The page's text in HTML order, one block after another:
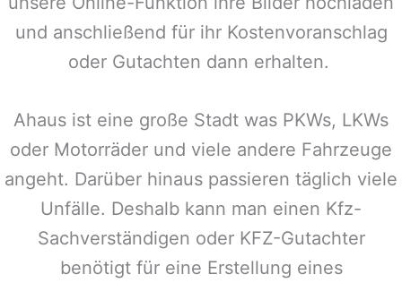
und anschließend für ihr Kostenvoranschlag
oder Gutachten dann erhalten.
Ahaus ist eine große Stadt was PKWs, LKWs
oder Motorräder und viele andere Fahrzeuge
angeht. Darüber hinaus passieren täglich viele
Unfälle. Deshalb kann man einen Kfz-
Sachverständigen oder KFZ-Gutachter
benötigt für eine Erstellung eines